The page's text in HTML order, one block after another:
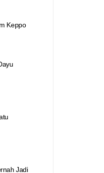
Keppo
Jadi